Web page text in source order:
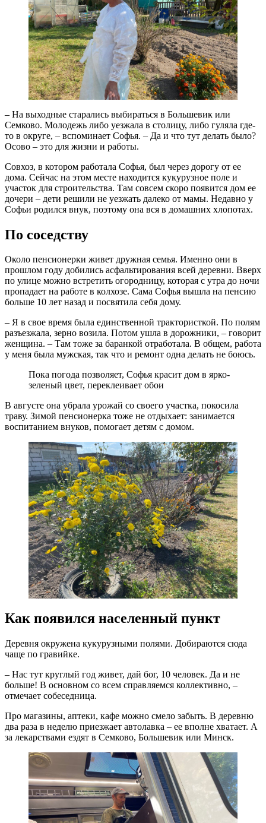
– На выходные старались выбираться в Большевик или
Семково. Молодежь либо уезжала в столицу, либо гуляла где-
то в округе, – вспоминает Софья. – Да и что тут делать было?
Осово – это для жизни и работы.
Совхоз, в котором работала Софья, был через дорогу от ее
дома. Сейчас на этом месте находится кукурузное поле и
участок для строительства. Там совсем скоро появится дом ее
дочери – дети решили не уезжать далеко от мамы. Недавно у
Софьи родился внук, поэтому она вся в домашних хлопотах.
По соседству
Около пенсионерки живет дружная семья. Именно они в
прошлом году добились асфальтирования всей деревни. Вверх
по улице можно встретить огородницу, которая с утра до ночи
пропадает на работе в колхозе. Сама Софья вышла на пенсию
больше 10 лет назад и посвятила себя дому.
– Я в свое время была единственной трактористкой. По полям
разъезжала, зерно возила. Потом ушла в дорожники, – говорит
женщина. – Там тоже за баранкой отработала. В общем, работа
у меня была мужская, так что и ремонт одна делать не боюсь.
Пока погода позволяет, Софья красит дом в ярко-
зеленый цвет, переклеивает обои
В августе она убрала урожай со своего участка, покосила
траву. Зимой пенсионерка тоже не отдыхает: занимается
воспитанием внуков, помогает детям с домом.
Как появился населенный пункт
Деревня окружена кукурузными полями. Добираются сюда
чаще по гравийке.
– Нас тут круглый год живет, дай бог, 10 человек. Да и не
больше! В основном со всем справляемся коллективно, –
отмечает собеседница.
Про магазины, аптеки, кафе можно смело забыть. В деревню
два раза в неделю приезжает автолавка – ее вполне хватает. А
за лекарствами ездят в Семково, Большевик или Минск.